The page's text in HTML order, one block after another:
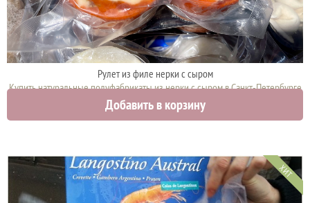
Рулет из филе нерки с сыром
Купить натуральные полуфабрикаты из нерки с сыром в Санкт-Петербурге
2700 руб.
Добавить в корзину
ХИТ